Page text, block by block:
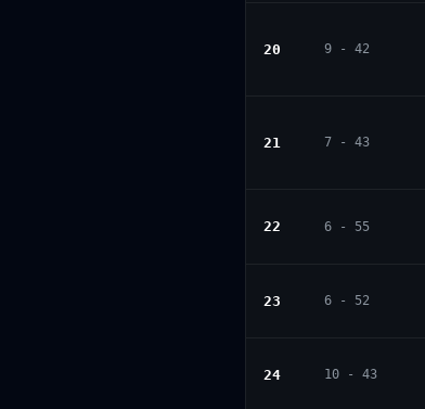
20 9 - 42
21 7 - 43
22 6 - 55
23 6 - 52
24 10 - 43